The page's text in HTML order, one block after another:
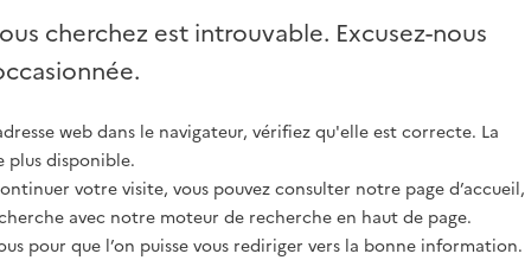
cherchez est introuvable. Excusez-nous
web dans le navigateur, vérifiez qu'elle est correcte. La
plus disponible.
votre visite, vous pouvez consulter notre page d’accueil,
avec notre moteur de recherche en haut de page.
pour que l’on puisse vous rediriger vers la bonne information.